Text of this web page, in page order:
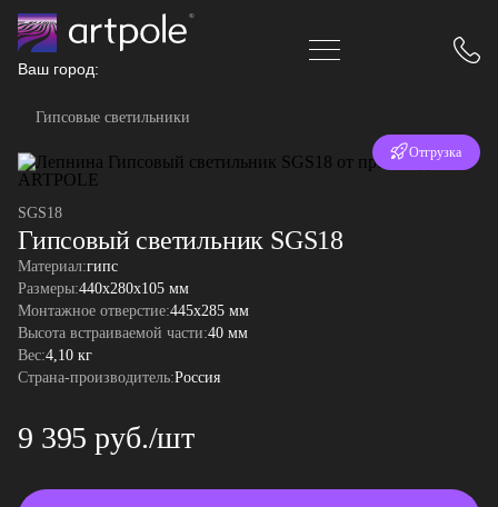
Ваш город:
Гипсовые светильники
Отгрузка
SGS18
Гипсовый светильник SGS18
Материал:гипс
Размеры:440x280x105 мм
Монтажное отверстие:445x285 мм
Высота встраиваемой части:40 мм
Вес:4,10 кг
Страна-производитель:Россия
9 395 руб./шт